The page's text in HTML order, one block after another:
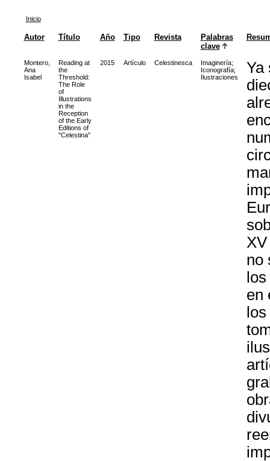
Inicio
Autor Título Año Tipo Revista
Palabras
clave
Montero,
Ana
Isabel
Reading at
the
Threshold:
The Role
of
Illustrations
in the
Reception
of the Early
Editions of
"Celestina"
2015 Artículo Celestinesca Imaginería;
Iconografía;
Ilustraciones
Ya
no
en